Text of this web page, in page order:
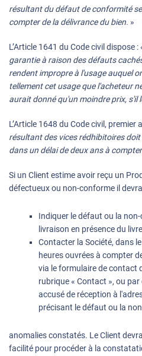
résultant du défaut de conformité
compter de la délivrance du bien. »
L’Article 1641 du Code civil dispose :
garantie à raison des défauts
rendent impropre à l'usage auquel
tellement cet usage que l'acheteur
aurait donné qu'un moindre prix, s'il
L’Article 1648 du Code civil, premier
résultant des vices rédhibitoires
dans un délai de deux ans à
Si un Client estime avoir reçu un
défectueux ou non-conforme il
Indiquer le défaut ou la
livraison en présence du
Contacter la Société, dans
heures ouvrées à compter
via le formulaire de contact
rubrique « Contact », ou
accusé de réception à
précisant le défaut ou la
anomalies constatés. Le Client
facilité pour procéder à la